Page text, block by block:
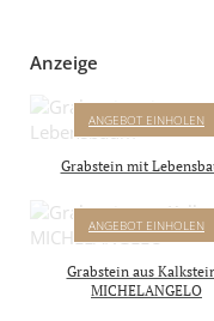
Anzeige
ANNOT
GRABSTEIN MIT
LEBENSBAUM
& Aufbau inkl.
4.950 €inkl. 19%
ANGEBOT EINHOLEN
Grabstein mit
GRABSTEIN MIT
AUS DER
KAPELLE
ANGEBOT EINHOLEN
Grabstein aus
MICHELANGELO